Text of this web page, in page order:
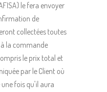
le fera envoyer
de
collectées toutes
la commande
le prix total et
par le Client où
fois qu'il aura